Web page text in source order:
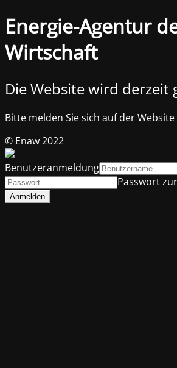
Energie-Agentur
Wirtschaft
Die Website wird derzeit
Bitte melden Sie sich auf der Website
© Enaw 2022
Benutzeranmeldung
Passwort